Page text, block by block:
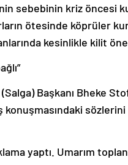
sebebinin kriz öncesi
ötesinde köprüler
kesinlikle kilit
Başkanı Bheke
konuşmasındaki
yaptı. Umarım